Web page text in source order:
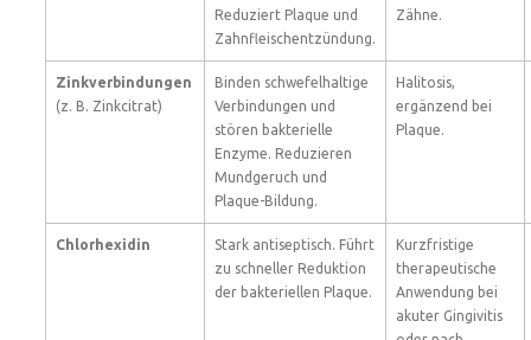
Reduziert Plaque und
Zahnfleischentzündung.
Zähne.
Zinkverbindungen
(z. B. Zinkcitrat)
Binden schwefelhaltige
Verbindungen und
stören bakterielle
Enzyme. Reduzieren
Mundgeruch und
Plaque-Bildung.
Halitosis,
ergänzend bei
Plaque.
Chlorhexidin
Stark antiseptisch. Führt
zu schneller Reduktion
der bakteriellen Plaque.
Kurzfristige
therapeutische
Anwendung bei
akuter Gingivitis